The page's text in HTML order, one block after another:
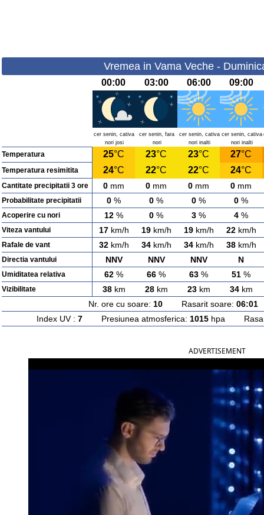
Vremea in Vama Veche -
00:00 03:00 06:00 09:00
cer senin, cativa
nori josi
cer senin, fara
nori
cer senin, cativa
nori inalti
cer senin, cativa
nori inalti
Temperatura 25°C 23°C 23°C 27°C
Temperatura resimitita 24°C 22°C 22°C 24°C
Cantitate precipitatii 3 ore 0 mm 0 mm 0 mm 0 mm
Probabilitate precipitatii 0 % 0 % 0 % 0 %
Acoperire cu nori 12 % 0 % 3 % 4 %
Viteza vantului 17km/h 19km/h 19km/h 22km/h
Rafale de vant 32km/h 34km/h 34km/h 38km/h
Directia vantului NNV NNV NNV N
Umiditatea relativa 62 % 66 % 63 % 51 %
Vizibilitate 38km 28km 23km 34km
Nr. ore cu soare: 10Rasarit soare: 06:01
Index UV : 7Presiunea atmosferica: 1015hpa
ADVERTISEMENT